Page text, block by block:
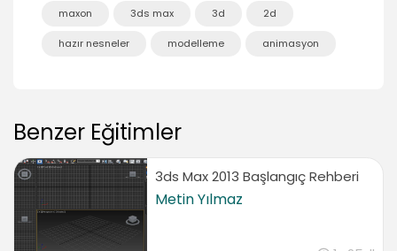
04:36
Sonuç
maxon 3ds max 3d 2d
hazır nesneler modelleme animasyon
Benzer Eğitimler
3ds Max 2013 Başlangıç Rehberi
Metin Yılmaz